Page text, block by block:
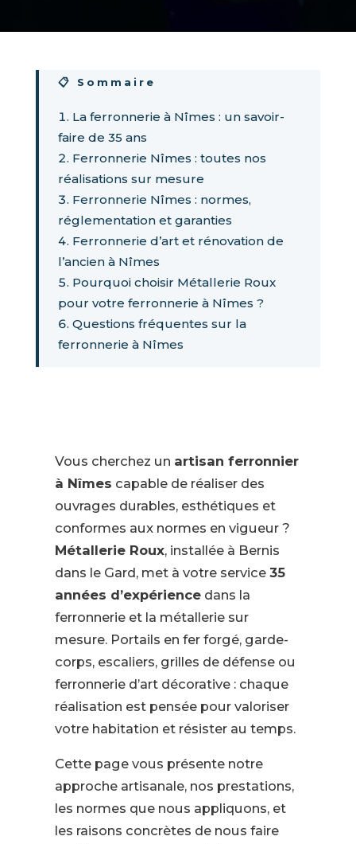
📋 Sommaire
La ferronnerie à Nîmes : un savoir-
faire de 35 ans
Ferronnerie Nîmes : toutes nos
réalisations sur mesure
Ferronnerie Nîmes : normes,
réglementation et garanties
Ferronnerie d’art et rénovation de
l’ancien à Nîmes
Pourquoi choisir Métallerie Roux
pour votre ferronnerie à Nîmes ?
Questions fréquentes sur la
ferronnerie à Nîmes
Vous cherchez un artisan ferronnier
à Nîmes capable de réaliser des
ouvrages durables, esthétiques et
conformes aux normes en vigueur ?
Métallerie Roux, installée à Bernis
dans le Gard, met à votre service 35
années d’expériencedans la
ferronnerie et la métallerie sur
mesure. Portails en fer forgé, garde-
corps, escaliers, grilles de défense ou
ferronnerie d’art décorative : chaque
réalisation est pensée pour valoriser
votre habitation et résister au temps.
Cette page vous présente notre
approche artisanale, nos prestations,
les normes que nous appliquons, et
les raisons concrètes de nous faire